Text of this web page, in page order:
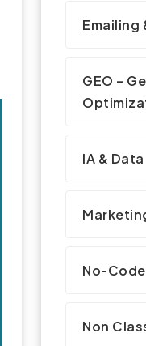
Emailing
GEO –
IA & Data
No-
Non